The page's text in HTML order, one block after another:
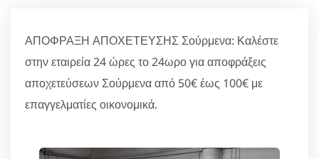
ΑΠΟΦΡΑΞΗ ΑΠΟΧΕΤΕΥΣΗΣ Σούρμενα: Καλέστε
στην εταιρεία 24 ώρες το 24ωρο για αποφράξεις
αποχετεύσεων Σούρμενα από 50€ έως 100€ με
επαγγελματίες οικονομικά.